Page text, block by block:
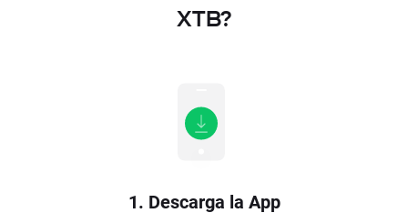
XTB?
1. Descarga la App